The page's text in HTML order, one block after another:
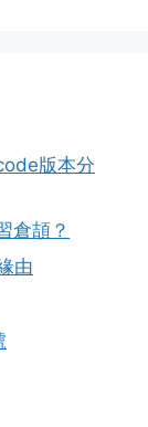
版本分
倉頡？
由